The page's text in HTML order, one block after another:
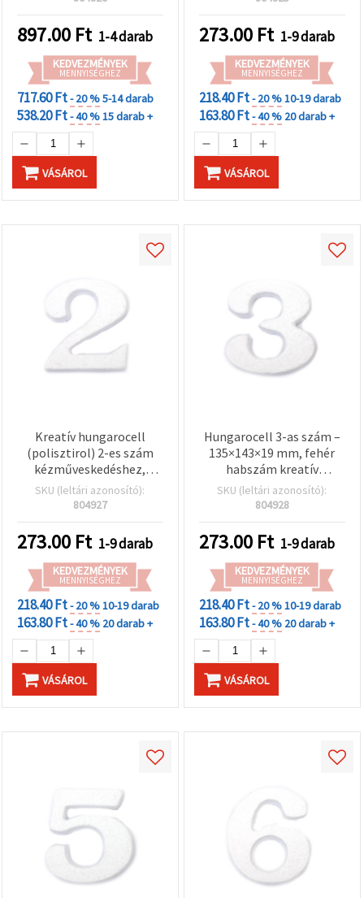
897.00 Ft 1-4 darab
KEDVEZMÉNYEK
MENNYISÉGHEZ
717.60 Ft- 20 %5-14 darab
538.20 Ft- 40 %15 darab +
VÁSÁROL
273.00 Ft 1-9 darab
KEDVEZMÉNYEK
MENNYISÉGHEZ
218.40 Ft- 20 %10-19 darab
163.80 Ft- 40 % 20 darab +
VÁSÁROL
Kreatív hungarocell
(polisztirol) 2-es szám
kézműveskedéshez,
127x143x18 mm
SKU (leltári azonosító):
804927
273.00 Ft 1-9 darab
KEDVEZMÉNYEK
MENNYISÉGHEZ
218.40 Ft- 20 %10-19 darab
163.80 Ft- 40 % 20 darab +
VÁSÁROL
Hungarocell 3-as szám –
135×143×19 mm, fehér
habszám kreatív
hobbihoz, DIY-hoz,
esküvői és ünnepi
SKU (leltári azonosító):
804928
273.00 Ft 1-9 darab
KEDVEZMÉNYEK
MENNYISÉGHEZ
218.40 Ft- 20 %10-19 darab
163.80 Ft- 40 % 20 darab +
VÁSÁROL